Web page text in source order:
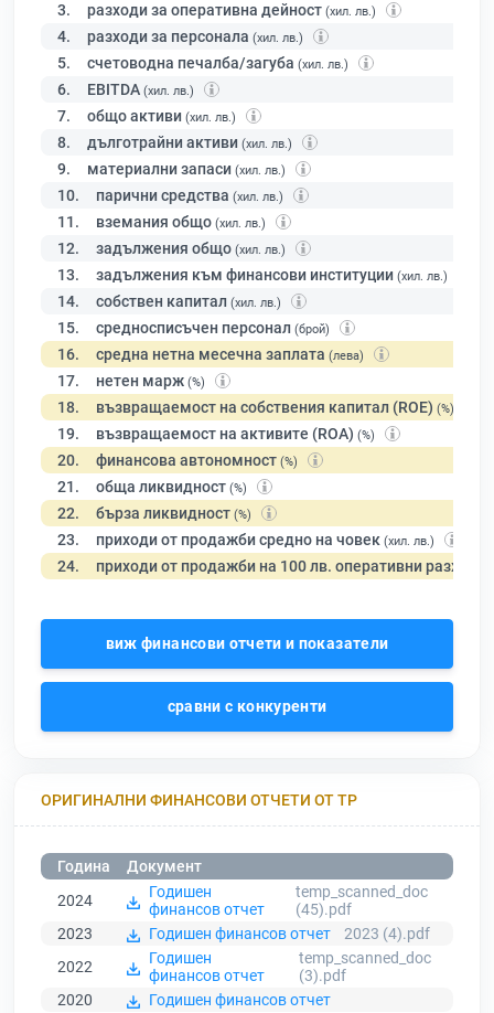
3. разходи за оперативна дейност (хил. лв.)
4. разходи за персонала (хил. лв.)
5. счетоводна печалба/загуба (хил. лв.)
6. EBITDA (хил. лв.)
7. общо активи (хил. лв.)
8. дълготрайни активи (хил. лв.)
9. материални запаси (хил. лв.)
10. парични средства (хил. лв.)
11. вземания общо (хил. лв.)
12. задължения общо (хил. лв.)
13. задължения към финансови институции (хил. лв.)
14. собствен капитал (хил. лв.)
15. средносписъчен персонал (брой)
16. средна нетна месечна заплата (лева)
17. нетен марж (%)
18. възвращаемост на собствения капитал (ROE) (%)
19. възвращаемост на активите (ROA) (%)
20. финансова автономност (%)
21. обща ликвидност (%)
22. бърза ликвидност (%)
23. приходи от продажби средно на човек (хил. лв.)
24. приходи от продажби на 100 лв. оперативни разходи
виж финансови отчети и показатели
сравни с конкуренти
ОРИГИНАЛНИ ФИНАНСОВИ ОТЧЕТИ ОТ ТР
Година
Документ
2024
Годишен
финансов отчет
temp_scanned_doc
(45).pdf
2023
Годишен финансов отчет
2023 (4).pdf
2022
Годишен
финансов отчет
temp_scanned_doc
(3).pdf
2020
Годишен финансов отчет